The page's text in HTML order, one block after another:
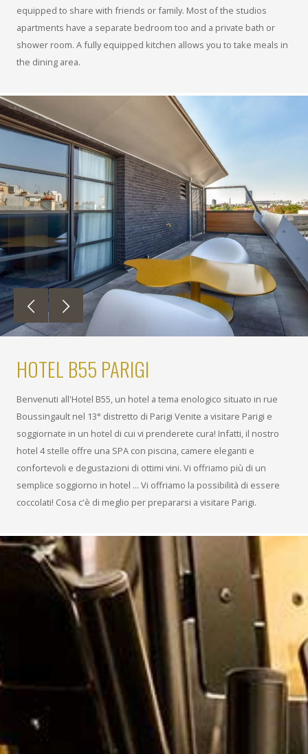
equipped to share with friends or family. Most of the studios
apartments have a separate bedroom too and a private bath or
shower room. A fully equipped kitchen allows you to take meals in
the dining area.
HOTEL B55 PARIGI
Benvenuti all'Hotel B55, un hotel a tema enologico situato in rue
Boussingault nel 13° distretto di Parigi Venite a visitare Parigi e
soggiornate in un hotel di cui vi prenderete cura! Infatti, il nostro
hotel 4 stelle offre una SPA con piscina, camere eleganti e
confortevoli e degustazioni di ottimi vini. Vi offriamo più di un
semplice soggiorno in hotel ... Vi offriamo la possibilità di essere
coccolati! Cosa c'è di meglio per prepararsi a visitare Parigi.